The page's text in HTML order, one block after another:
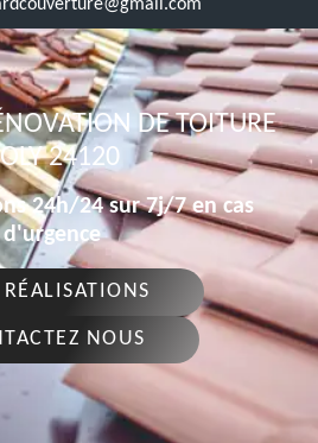
DE TOITURE
24120
24h/24 sur 7j/7 en cas
d'urgence
NOUS